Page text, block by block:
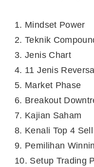
1. Mindset Power
2. Teknik
3. Jenis Chart
4. 11 Jenis
5. Market Phase
6. Breakout
7. Kajian Saham
8. Kenali Top 4
9. Pemilihan
10. Setup Trading